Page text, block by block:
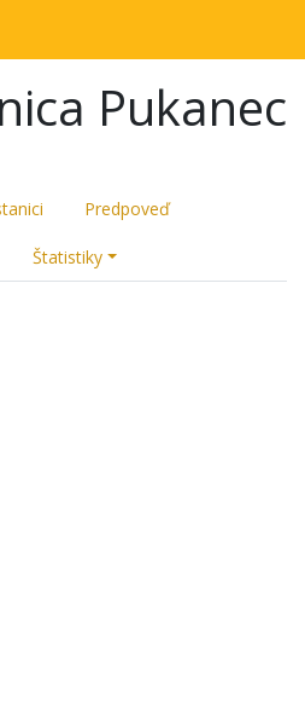
Pukanec
Predpoveď
Štatistiky